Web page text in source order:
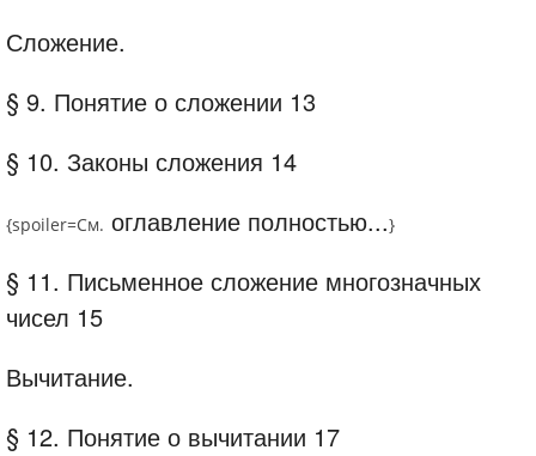
Сложение.
§ 9. Понятие о сложении 13
§ 10. Законы сложения 14
{spoiler=См. оглавление полностью...}
§ 11. Письменное сложение многозначных
чисел 15
Вычитание.
§ 12. Понятие о вычитании 17